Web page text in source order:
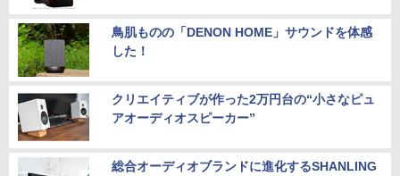
鳥肌ものの「DENON HOME」サウンドを体感
した！
クリエイティブが作った2万円台の“小さなピュ
アオーディオスピーカー”
総合オーディオブランドに進化するSHANLING